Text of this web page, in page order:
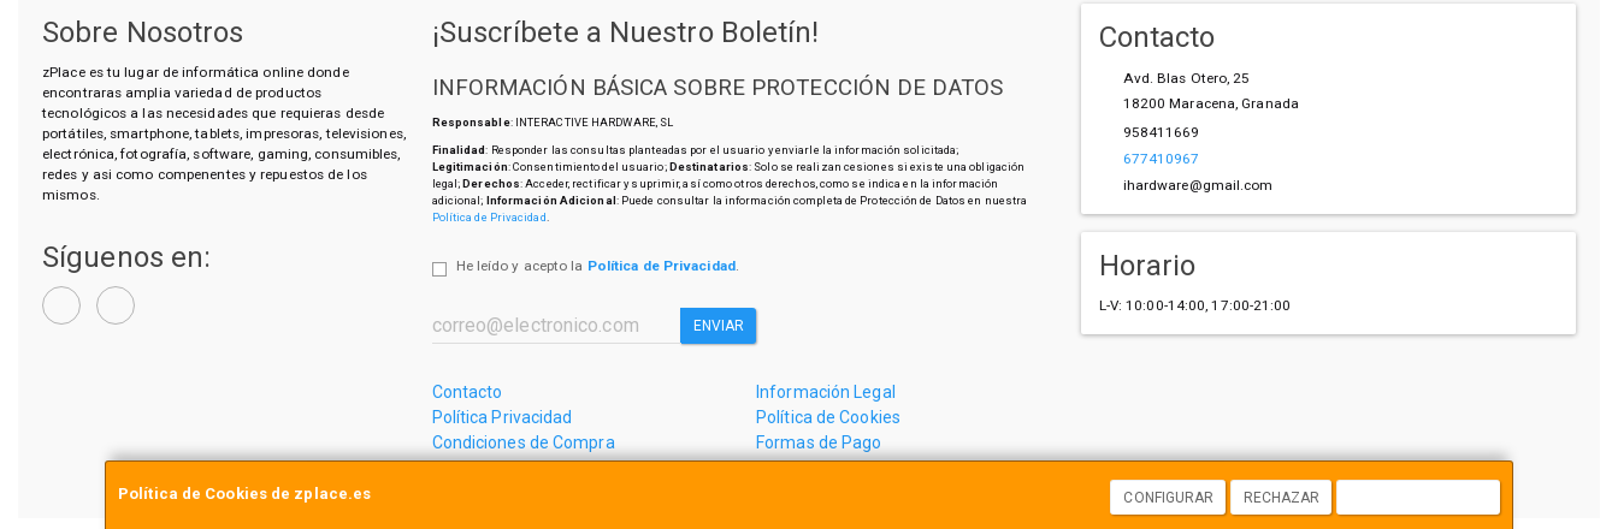
Política de Cookies de zplace.es CONFIGURAR RECHAZAR
Sobre Nosotros
zPlace es tu lugar de informática online donde
encontraras amplia variedad de productos
tecnológicos a las necesidades que requieras desde
portátiles, smartphone, tablets, impresoras, televisiones,
electrónica, fotografía, software, gaming, consumibles,
redes y asi como compenentes y repuestos de los
mismos.
Síguenos en:
¡Suscríbete a Nuestro Boletín!
INFORMACIÓN BÁSICA SOBRE PROTECCIÓN DE DATOS
Responsable: INTERACTIVE HARDWARE, SL
Finalidad: Responder las consultas planteadas por el usuario y enviarle la información solicitada;
Legitimación: Consentimiento del usuario;Destinatarios: Solo se realizan cesiones si existe una obligación
legal;Derechos: Acceder, rectificar y suprimir, así como otros derechos, como se indica en la información
adicional; Información Adicional: Puede consultar la información completa de Protección de Datos en nuestra
Política de Privacidad.
He leído y acepto la Política de Privacidad.
ENVIAR
Contacto
Información Legal
Política Privacidad
Política de Cookies
Condiciones de Compra
Formas de Pago
¿Quienes Somos?
Contacto
Avd. Blas Otero, 25
18200 Maracena, Granada
958411669
677410967
ihardware@gmail.com
Horario
L-V: 10:00-14:00, 17:00-21:00